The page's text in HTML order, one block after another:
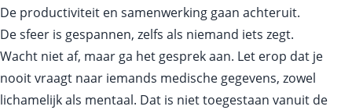
De productiviteit en samenwerking gaan achteruit.
De sfeer is gespannen, zelfs als niemand iets zegt.
Wacht niet af, maar ga het gesprek aan. Let erop dat je
nooit vraagt naar iemands medische gegevens, zowel
lichamelijk als mentaal. Dat is niet toegestaan vanuit de